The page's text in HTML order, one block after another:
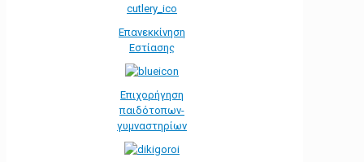
Επανεκκίνηση
Εστίασης
Επιχορήγηση
παιδότοπων-
γυμναστηρίων